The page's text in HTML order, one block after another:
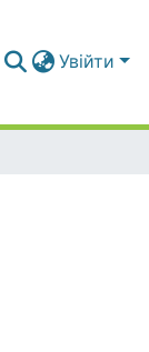
Увійти